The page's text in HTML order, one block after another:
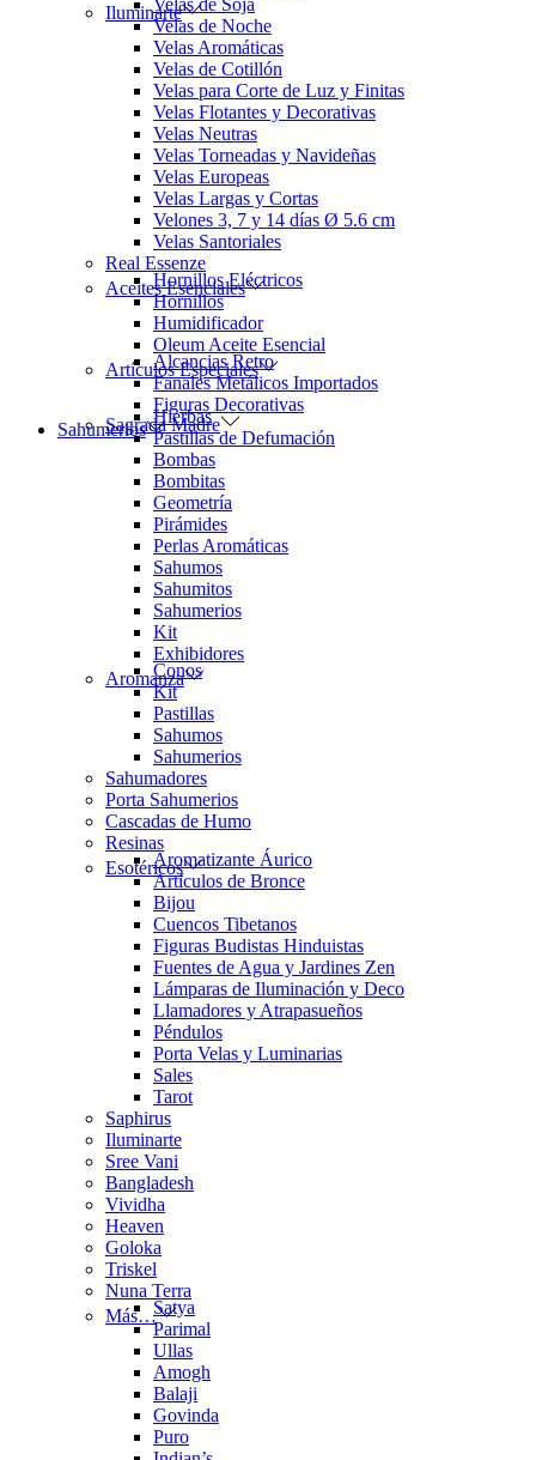
Iluminarte
Velas de Noche
Velas Aromáticas
Velas de Cotillón
Velas para Corte de Luz y Finitas
Velas Flotantes y Decorativas
Velas Neutras
Velas Torneadas y Navideñas
Velas Europeas
Velas Largas y Cortas
Velones 3, 7 y 14 días Ø 5.6 cm
Velas Santoriales
Real Essenze
Aceites Esenciales
Hornillos Eléctricos
Hornillos
Humidificador
Oleum Aceite Esencial
Artículos Especiales
Alcancias Retro
Fanales Metálicos Importados
Figuras Decorativas
SahumeriosSagrada Madre
Hierbas
Pastillas de Defumación
Bombas
Bombitas
Geometría
Pirámides
Perlas Aromáticas
Sahumos
Sahumitos
Sahumerios
Kit
Exhibidores
Aromanza
Conos
Kit
Pastillas
Sahumos
Sahumerios
Sahumadores
Porta Sahumerios
Cascadas de Humo
Resinas
EsotéricosAromatizante Áurico
Artículos de Bronce
Bijou
Cuencos Tibetanos
Figuras Budistas Hinduistas
Fuentes de Agua y Jardines Zen
Lámparas de Iluminación y Deco
Llamadores y Atrapasueños
Péndulos
Porta Velas y Luminarias
Sales
Tarot
Saphirus
Iluminarte
Sree Vani
Bangladesh
Vividha
Heaven
Goloka
Triskel
Nuna Terra
Más…Satya
Parimal
Ullas
Amogh
Balaji
Govinda
Puro